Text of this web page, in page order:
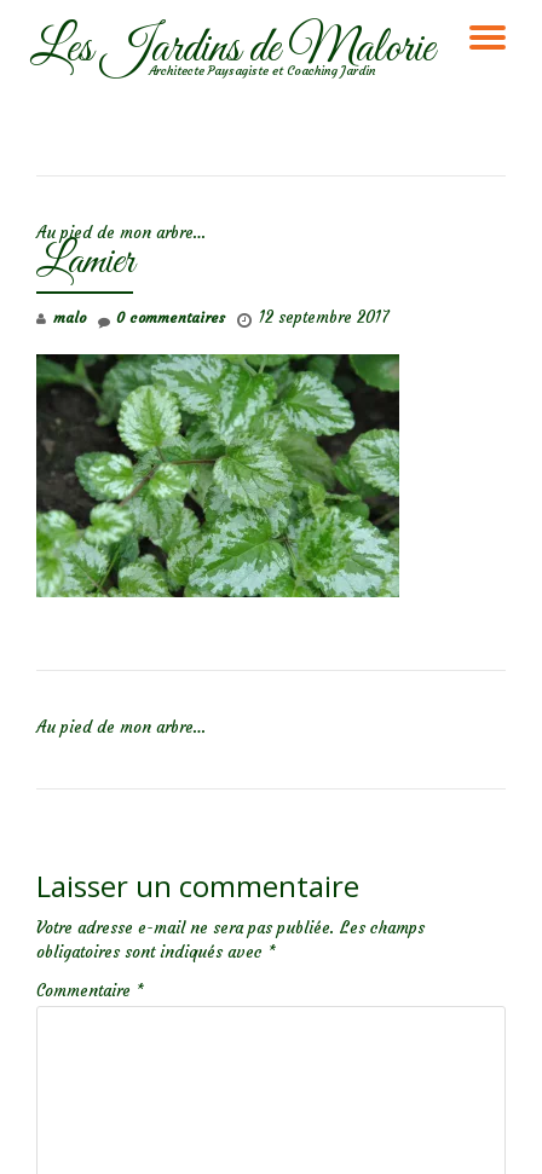
AllerLes Jardins de Malorie
Architecte Paysagiste et Coaching Jardin
Au pied de mon arbre…
Lamier
malo 12 septembre 2017
0 commentaires
Au pied de mon arbre…
Laisser un commentaire
Votre adresse e-mail ne sera pas publiée. Les champs
obligatoires sont indiqués avec *
Commentaire *